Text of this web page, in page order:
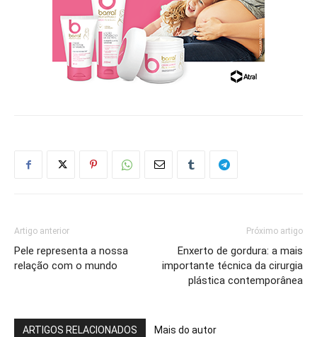
Artigo anterior
Pele representa a nossa
relação com o mundo
Próximo artigo
Enxerto de gordura: a mais
importante técnica da cirurgia
plástica contemporânea
ARTIGOS RELACIONADOS Mais do autor